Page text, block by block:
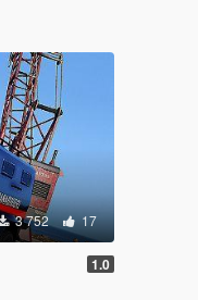
3 752 17
1.0